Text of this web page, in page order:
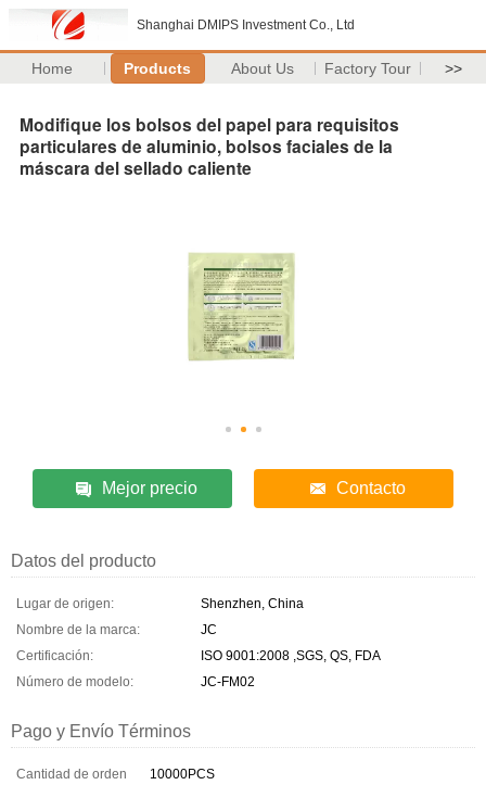
Shanghai DMIPS Investment Co., Ltd
Home Products About Us Factory Tour >>
Modifique los bolsos del papel para requisitos
particulares de aluminio, bolsos faciales de la
máscara del sellado caliente
Mejor precio Contacto
Datos del producto
Lugar de origen:
Shenzhen, China
Nombre de la marca:
JC
Certificación:
ISO 9001:2008 ,SGS, QS, FDA
Número de modelo:
JC-FM02
Pago y Envío Términos
Cantidad de orden
10000PCS